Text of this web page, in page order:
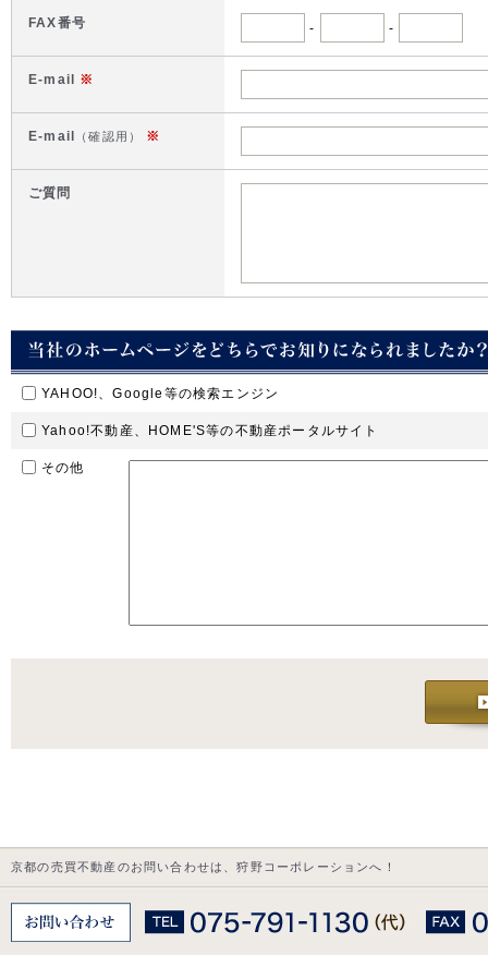
FAX番号 - -
E-mail ※
E-mail （確認用） ※
ご質問
YAHOO!、Google等の検索エンジン
Yahoo!不動産、HOME'S等の不動産ポータルサイト
その他
京都の売買不動産のお問い合わせは、狩野コーポレーションへ！